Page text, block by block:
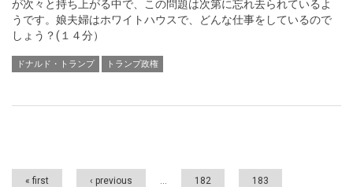
が次々と持ち上がる中で、この問題は次第に忘れ去られているよ
うです。娘夫婦はホワイトハウスで、どんな仕事をしているので
しょう？(１４分）
ドナルド・トランプ トランプ政権
Pages
« first ‹ previous … 182 183